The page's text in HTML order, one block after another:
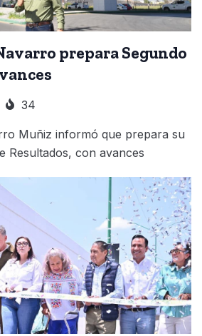
prepara Segundo
34
Muñiz informó que prepara su
Resultados, con avances